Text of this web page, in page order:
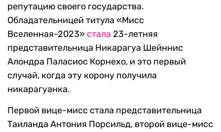
репутацию своего государства.
Обладательницей титула «Мисс
Вселенная-2023» стала 23-летняя
представительница Никарагуа Шейннис
Алондра Паласиос Корнехо, и это первый
случай, когда эту корону получила
никарагуанка.
Первой вице-мисс стала представительница
Таиланда Антония Порсильд, второй вице-мисс